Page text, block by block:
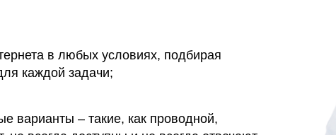
в любых условиях, подбирая
каждой задачи;
варианты – такие, как проводной,